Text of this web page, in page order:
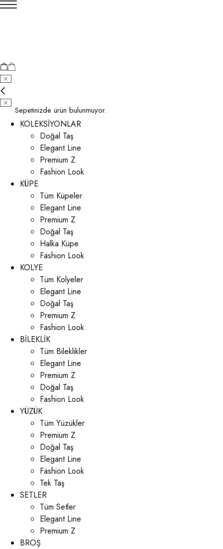
Sepetinizde ürün bulunmuyor.
KOLEKSİYONLAR
Doğal Taş
Elegant Line
Premium Z
Fashion Look
KÜPE
Tüm Küpeler
Elegant Line
Premium Z
Doğal Taş
Halka Küpe
Fashion Look
KOLYE
Tüm Kolyeler
Elegant Line
Doğal Taş
Premium Z
Fashion Look
BİLEKLİK
Tüm Bileklikler
Elegant Line
Premium Z
Doğal Taş
Fashion Look
YÜZÜK
Tüm Yüzükler
Premium Z
Doğal Taş
Elegant Line
Fashion Look
Tek Taş
SETLER
Tüm Setler
Elegant Line
Premium Z
BROŞ